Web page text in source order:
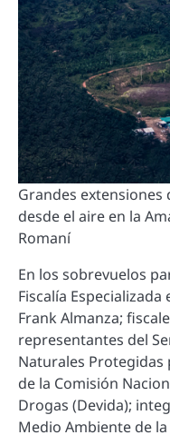
Grandes extensiones
desde el aire en la
Romaní
En los sobrevuelos
Fiscalía
Frank Almanza;
representantes del
Naturales Protegidas
de la Comisión
Drogas (Devida);
Medio Ambiente de